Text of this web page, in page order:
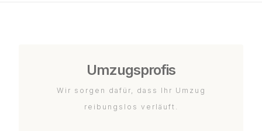
Umzugsprofis
Wir sorgen dafür, dass Ihr Umzug
reibungslos verläuft.